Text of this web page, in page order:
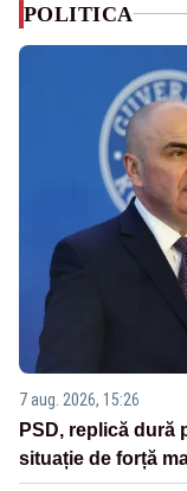
POLITICA
7 aug. 2026, 15:26
PSD, replică dură
situație de forță